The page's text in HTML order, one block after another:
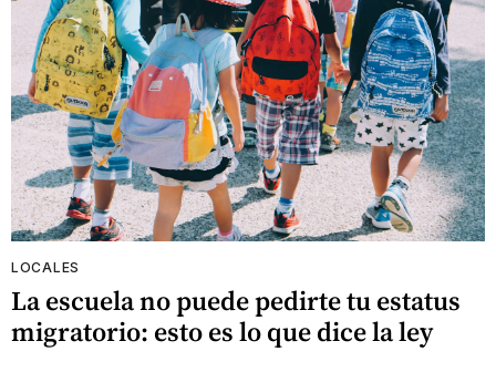
LOCALES
La escuela no puede pedirte tu estatus
migratorio: esto es lo que dice la ley